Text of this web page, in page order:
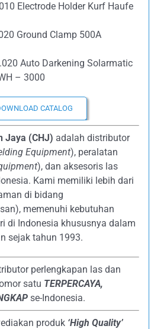
Electrode Holder Kurf Haufe
Ground Clamp 500A
Auto Darkening Solarmatic
– 3000
CATALOG
Jaya (CHJ) adalah distributor
Equipment), peralatan
), dan aksesoris las
Kami memiliki lebih dari
di bidang
memenuhi kebutuhan
di Indonesia khususnya dalam
sejak tahun 1993.
perlengkapan las dan
satu TERPERCAYA,
se-Indonesia.
produk ‘High Quality’